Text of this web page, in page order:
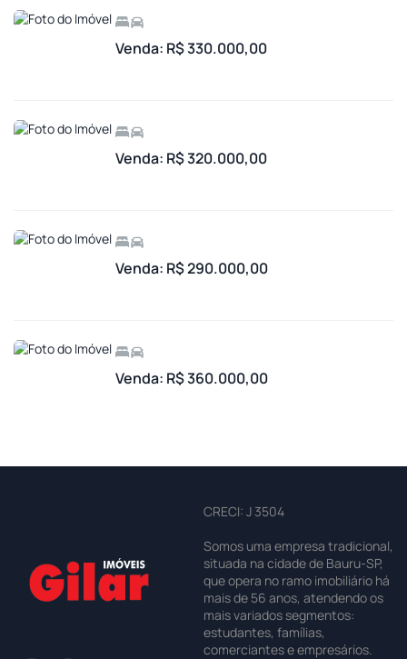
Venda: R$ 330.000,00
Venda: R$ 320.000,00
Venda: R$ 290.000,00
Venda: R$ 360.000,00
CRECI: J 3504
Somos uma empresa tradicional,
situada na cidade de Bauru-SP,
que opera no ramo imobiliário há
mais de 56 anos, atendendo os
mais variados segmentos:
estudantes, famílias,
comerciantes e empresários.